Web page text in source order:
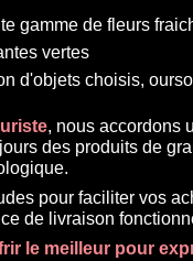
gamme de fleurs
vertes
d'objets choisis,
, nous accordons
des produits de
pour faciliter vos
de livraison
le meilleur pour